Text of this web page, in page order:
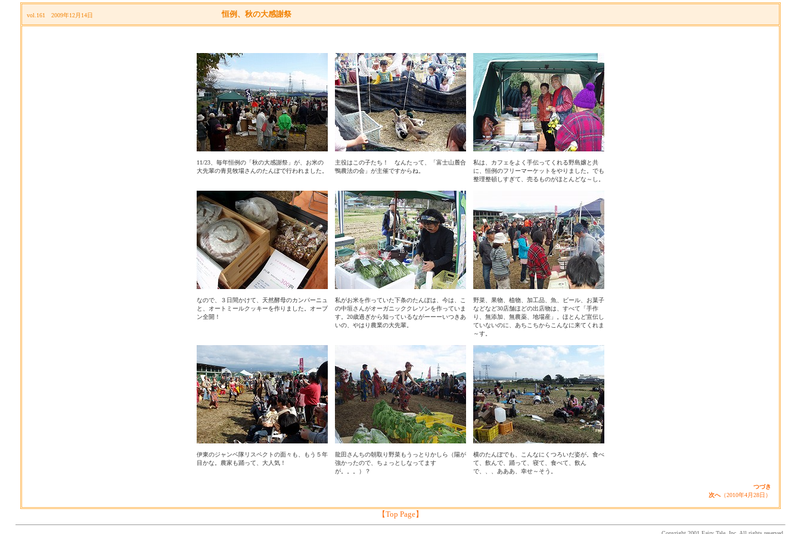
vol.161 2009年12月14日 恒例、秋の大感謝祭
11/23、毎年恒例の「秋の大感謝祭」が、お米の
大先輩の青見牧場さんのたんぼで行われました。
主役はこの子たち！ なんたって、「富士山麓合
鴨農法の会」が主催ですからね。
私は、カフェをよく手伝ってくれる野島嬢と共
に、恒例のフリーマーケットをやりました。でも
整理整頓しすぎて、売るものがほとんどな～し。
なので、３日間かけて、天然酵母のカンパーニュ
と、オートミールクッキーを作りました。オーブ
ン全開！
私がお米を作っていた下条のたんぼは、今は、こ
の中垣さんがオーガニッククレソンを作っていま
す。20歳過ぎから知っているながーーーいつきあ
いの、やはり農業の大先輩。
野菜、果物、植物、加工品、魚、ビール、お菓子
などなど30店舗ほどの出店物は、すべて「手作
り、無添加、無農薬、地場産」。ほとんど宣伝し
ていないのに、あちこちからこんなに来てくれま
～す。
伊東のジャンベ隊リスペクトの面々も、もう５年
目かな。農家も踊って、大人気！
龍田さんちの朝取り野菜もうっとりかしら（陽が
強かったので、ちょっとしなってます
が。。。）？
横のたんぼでも、こんなにくつろいだ姿が。食べ
て、飲んで、踊って、寝て、食べて、飲ん
で、、、あああ、幸せ～そう。
つづき
次へ（2010年4月28日）
【Top Page】